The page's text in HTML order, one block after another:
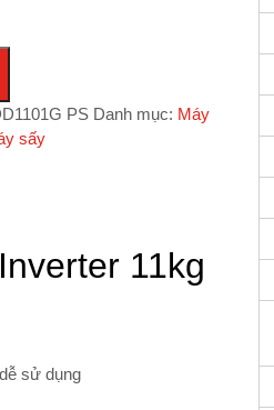
11kg AQD-DD1101G PS số lượng
PS Danh mục: Máy
sấy
11kg
sử dụng